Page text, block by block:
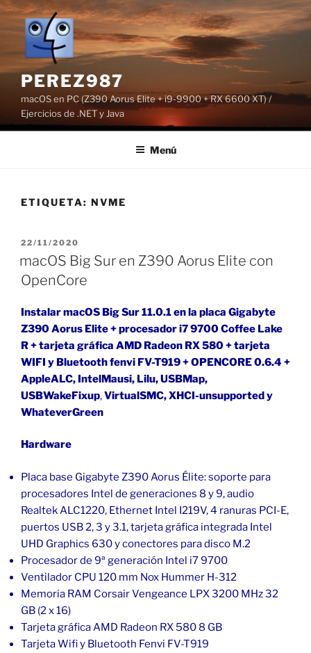
Saltar
contenido
PEREZ987
macOS en PC (Z390 Aorus Elite + i9-9900 + RX 6600 XT) /
Ejercicios de .NET y Java
Menú
ETIQUETA: NVME
PUBLICADO
22/11/2020
macOS Big Sur en Z390 Aorus Elite con
OpenCore
Instalar macOS Big Sur 11.0.1 en la placa Gigabyte
Z390 Aorus Elite + procesador i7 9700 Coffee Lake
R + tarjeta gráfica AMD Radeon RX 580 + tarjeta
WIFI y Bluetooth fenvi FV-T919 + OPENCORE 0.6.4 +
AppleALC, IntelMausi, Lilu, USBMap,
USBWakeFixup,VirtualSMC, XHCI-unsupported y
WhateverGreen
Hardware
Placa base Gigabyte Z390 Aorus Élite: soporte para
procesadores Intel de generaciones 8 y 9, audio
Realtek ALC1220, Ethernet Intel I219V, 4 ranuras PCI-E,
puertos USB 2, 3 y 3.1, tarjeta gráfica integrada Intel
UHD Graphics 630 y conectores para disco M.2
Procesador de 9ª generación Intel i7 9700
Ventilador CPU 120 mm Nox Hummer H-312
Memoria RAM Corsair Vengeance LPX 3200 MHz 32
GB (2 x 16)
Tarjeta gráfica AMD Radeon RX 580 8 GB
Tarjeta Wifi y Bluetooth Fenvi FV-T919